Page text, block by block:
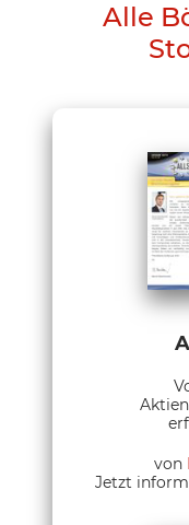
Alle
von
Jetzt